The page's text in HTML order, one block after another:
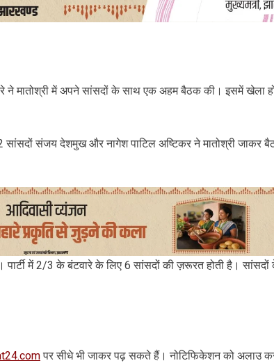
ने मातोश्री में अपने सांसदों के साथ एक अहम बैठक की। इसमें खेला
संजय देशमुख और नागेश पाटिल अष्टिकर ने मातोश्री जाकर
में 2/3 के बंटवारे के लिए 6 सांसदों की ज़रूरत होती है।
पर सीधे भी जाकर पढ़ सकते हैं। नोटिफिकेशन को अलाउ